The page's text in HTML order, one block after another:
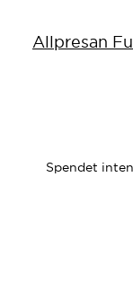
Allpresan
Spendet